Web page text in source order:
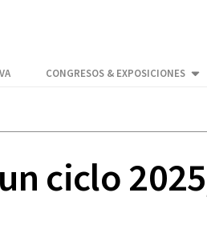
CONGRESOS & EXPOSICIONES
ciclo